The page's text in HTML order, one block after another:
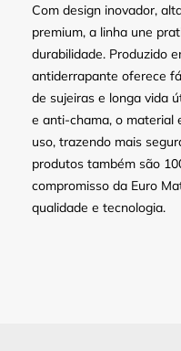
Com design inovador,
premium, a linha une
durabilidade. Produzido
antiderrapante oferece
de sujeiras e longa vida
e anti-chama, o material
uso, trazendo mais
produtos também são
compromisso da Euro
qualidade e tecnologia.